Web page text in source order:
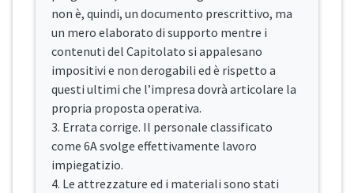
non è, quindi, un documento prescrittivo, ma
un mero elaborato di supporto mentre i
contenuti del Capitolato si appalesano
impositivi e non derogabili ed è rispetto a
questi ultimi che l’impresa dovrà articolare la
propria proposta operativa.
3. Errata corrige. Il personale classificato
come 6A svolge effettivamente lavoro
impiegatizio.
4. Le attrezzature ed i materiali sono stati